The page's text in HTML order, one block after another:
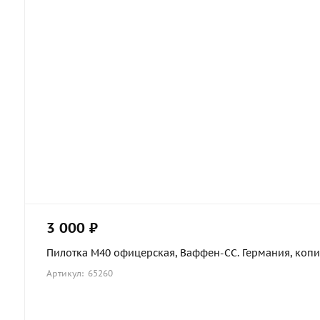
3 000 ₽
Пилотка М40 офицерская, Ваффен-СС. Германия,
Артикул: 65260